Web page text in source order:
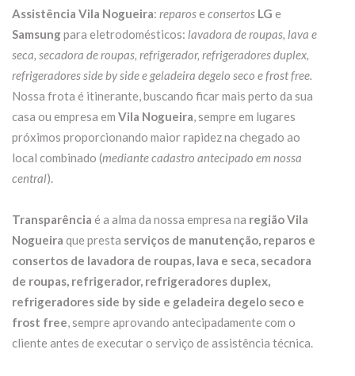
Assistência Vila Nogueira: reparose consertos LG e
Samsungpara eletrodomésticos: lavadora de roupas, lava e
seca, secadora de roupas, refrigerador, refrigeradores duplex,
refrigeradores side by side e geladeira degelo seco e frost free.
Nossa frota é itinerante, buscando ficar mais perto da sua
casa ou empresa em Vila Nogueira, sempre em lugares
próximos proporcionando maior rapidez na chegado ao
local combinado (mediante cadastro antecipado em nossa
central).
Transparência é a alma da nossa empresa na região Vila
Nogueira que presta serviços de manutenção, reparos e
consertos de lavadora de roupas, lava e seca, secadora
de roupas, refrigerador, refrigeradores duplex,
refrigeradores side by side e geladeira degelo seco e
frost free, sempre aprovando antecipadamente com o
cliente antes de executar o serviço de assistência técnica.